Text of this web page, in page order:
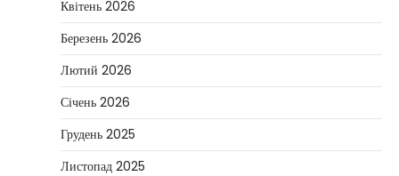
Квітень 2026
Березень 2026
Лютий 2026
Січень 2026
Грудень 2025
Листопад 2025